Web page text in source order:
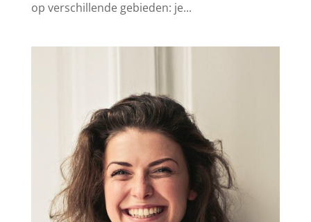
op verschillende gebieden: je...